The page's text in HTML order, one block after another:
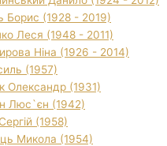
Борис (1928 - 2019)
Леся (1948 - 2011)
Ніна (1926 - 2014)
(1957)
Олександр (1931)
Люс`єн (1942)
(1958)
Микола (1954)